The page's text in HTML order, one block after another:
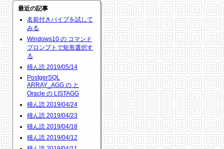
最近の記事
名前付きパイプを試して
みる
Windows10 の コマンド
プロンプトで矩形選択す
る
積ん読 2019/05/14
PostgerSQL
ARRAY_AGG の と
Oracle の LISTAGG
積ん読 2019/04/24
積ん読 2019/04/23
積ん読 2019/04/18
積ん読 2019/04/12